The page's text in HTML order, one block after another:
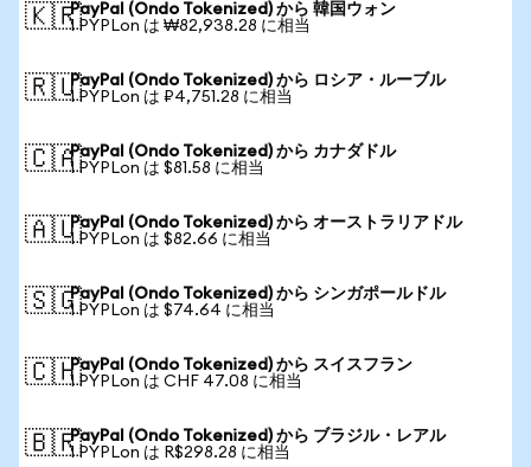
🇰🇷PayPal (Ondo Tokenized) から 韓国ウォン
1 PYPLon は ₩82,938.28 に相当
🇷🇺PayPal (Ondo Tokenized) から ロシア・ルーブル
1 PYPLon は ₽4,751.28 に相当
🇨🇦PayPal (Ondo Tokenized) から カナダドル
1 PYPLon は $81.58 に相当
🇦🇺PayPal (Ondo Tokenized) から オーストラリアドル
1 PYPLon は $82.66 に相当
🇸🇬PayPal (Ondo Tokenized) から シンガポールドル
1 PYPLon は $74.64 に相当
🇨🇭PayPal (Ondo Tokenized) から スイスフラン
1 PYPLon は CHF 47.08 に相当
🇧🇷PayPal (Ondo Tokenized) から ブラジル・レアル
1 PYPLon は R$298.28 に相当